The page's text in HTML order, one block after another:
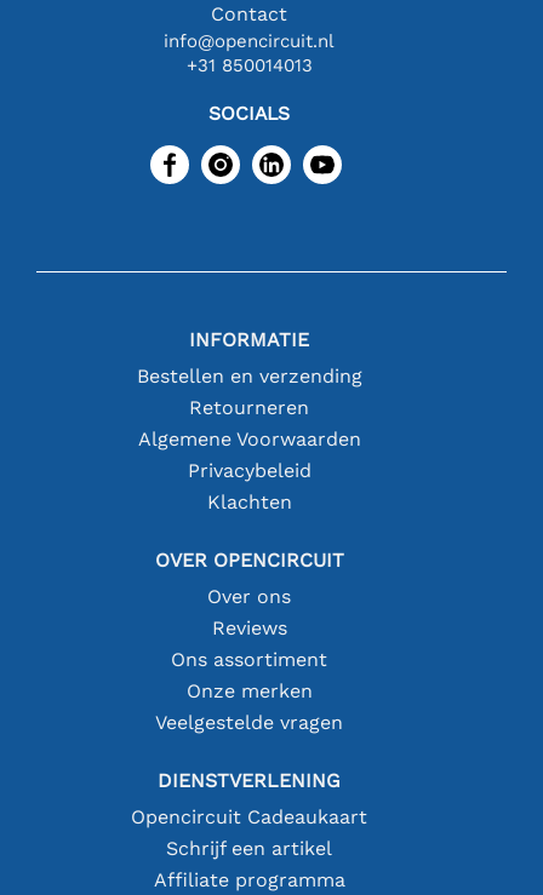
Contact
info@opencircuit.nl
+31 850014013
SOCIALS
INFORMATIE
Bestellen en verzending
Retourneren
Algemene Voorwaarden
Privacybeleid
Klachten
OVER OPENCIRCUIT
Over ons
Reviews
Ons assortiment
Onze merken
Veelgestelde vragen
DIENSTVERLENING
Opencircuit Cadeaukaart
Schrijf een artikel
Affiliate programma